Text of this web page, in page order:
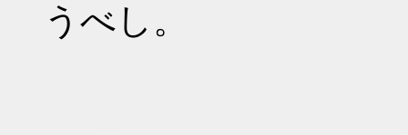
うべし。